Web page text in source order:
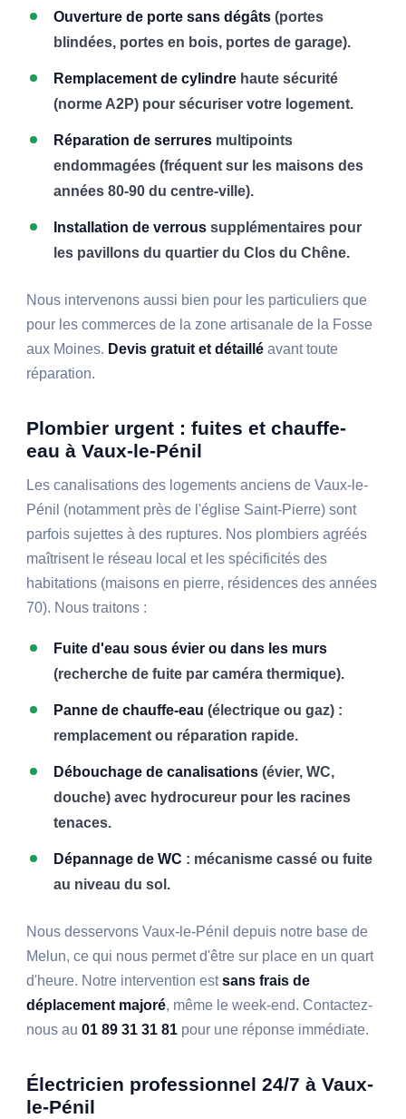
Ouverture de porte sans dégâts (portes
blindées, portes en bois, portes de garage).
Remplacement de cylindre haute sécurité
(norme A2P) pour sécuriser votre logement.
Réparation de serrures multipoints
endommagées (fréquent sur les maisons des
années 80-90 du centre-ville).
Installation de verrous supplémentaires pour
les pavillons du quartier du Clos du Chêne.
Nous intervenons aussi bien pour les particuliers que
pour les commerces de la zone artisanale de la Fosse
aux Moines. Devis gratuit et détaillé avant toute
réparation.
Plombier urgent : fuites et chauffe-
eau à Vaux-le-Pénil
Les canalisations des logements anciens de Vaux-le-
Pénil (notamment près de l'église Saint-Pierre) sont
parfois sujettes à des ruptures. Nos plombiers agréés
maîtrisent le réseau local et les spécificités des
habitations (maisons en pierre, résidences des années
70). Nous traitons :
Fuite d'eau sous évier ou dans les murs
(recherche de fuite par caméra thermique).
Panne de chauffe-eau (électrique ou gaz) :
remplacement ou réparation rapide.
Débouchage de canalisations (évier, WC,
douche) avec hydrocureur pour les racines
tenaces.
Dépannage de WC : mécanisme cassé ou fuite
au niveau du sol.
Nous desservons Vaux-le-Pénil depuis notre base de
Melun, ce qui nous permet d'être sur place en un quart
d'heure. Notre intervention estsans frais de
déplacement majoré, même le week-end. Contactez-
nous au01 89 31 31 81 pour une réponse immédiate.
Électricien professionnel 24/7 à Vaux-
le-Pénil